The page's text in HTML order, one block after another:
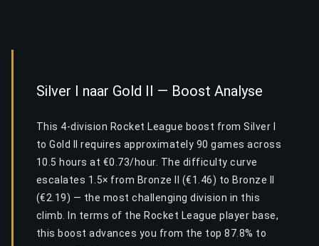
Silver I naar Gold II — Boost Analyse
This 4-division Rocket League boost from Silver I
to Gold II requires approximately 90 games across
10.5 hours at €0.73/hour. The difficulty curve
escalates 1.5× from Bronze II (€1.46) to Bronze II
(€2.19) — the most challenging division in this
climb. In terms of the Rocket League player base,
this boost advances you from the top 87.8% to